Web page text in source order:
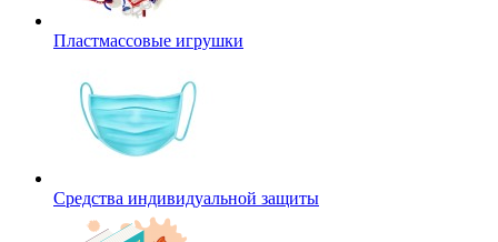
Пластмассовые игрушки
Средства индивидуальной защиты